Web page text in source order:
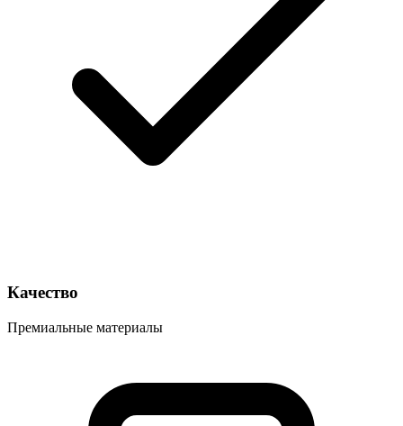
Качество
Премиальные материалы